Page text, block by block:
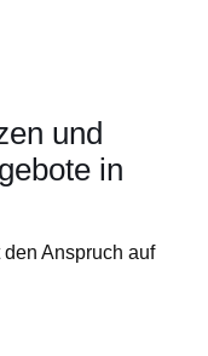
und
in
Anspruch auf